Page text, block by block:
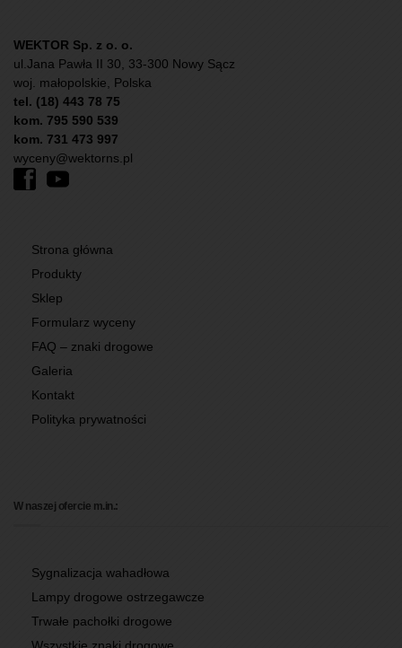
WEKTOR Sp. z o. o.
ul.Jana Pawła II 30, 33-300 Nowy Sącz
woj. małopolskie, Polska
tel. (18) 443 78 75
kom. 795 590 539
kom. 731 473 997
wyceny@wektorns.pl
Strona główna
Produkty
Sklep
Formularz wyceny
FAQ – znaki drogowe
Galeria
Kontakt
Polityka prywatności
W naszej ofercie m.in.:
Sygnalizacja wahadłowa
Lampy drogowe ostrzegawcze
Trwałe pachołki drogowe